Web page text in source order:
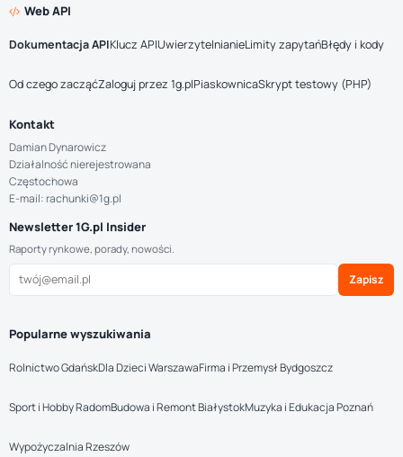
Web API
Dokumentacja APIKlucz APIUwierzytelnianieLimity zapytańBłędy i kody
Od czego zacząćZaloguj przez 1g.plPiaskownicaSkrypt testowy (PHP)
Kontakt
Damian Dynarowicz
Działalność nierejestrowana
Częstochowa
E-mail: rachunki@1g.pl
Newsletter 1G.pl Insider
Raporty rynkowe, porady, nowości.
Zapisz
Popularne wyszukiwania
Rolnictwo GdańskDla Dzieci WarszawaFirma i Przemysł Bydgoszcz
Sport i Hobby RadomBudowa i Remont BiałystokMuzyka i Edukacja Poznań
Wypożyczalnia Rzeszów